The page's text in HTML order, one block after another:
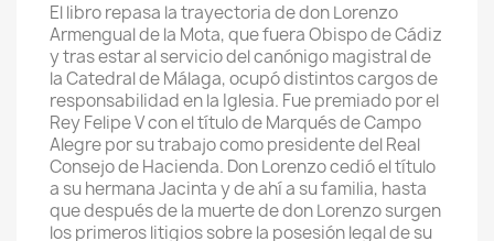
El libro repasa la trayectoria de don Lorenzo
Armengual de la Mota, que fuera Obispo de Cádiz
y tras estar al servicio del canónigo magistral de
la Catedral de Málaga, ocupó distintos cargos de
responsabilidad en la Iglesia. Fue premiado por el
Rey Felipe V con el título de Marqués de Campo
Alegre por su trabajo como presidente del Real
Consejo de Hacienda. Don Lorenzo cedió el título
a su hermana Jacinta y de ahí a su familia, hasta
que después de la muerte de don Lorenzo surgen
los primeros litigios sobre la posesión legal de su